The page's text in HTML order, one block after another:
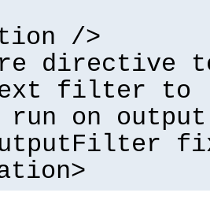
/>
directive
filter to
run on output